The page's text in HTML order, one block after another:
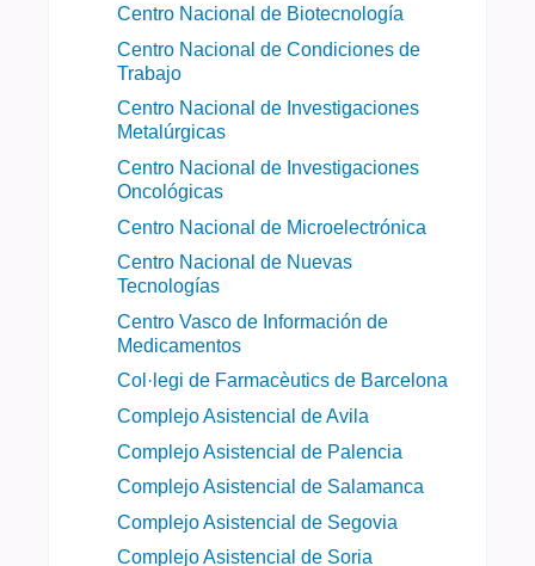
Centro Nacional de Biotecnología
Centro Nacional de Condiciones de
Trabajo
Centro Nacional de Investigaciones
Metalúrgicas
Centro Nacional de Investigaciones
Oncológicas
Centro Nacional de Microelectrónica
Centro Nacional de Nuevas
Tecnologías
Centro Vasco de Información de
Medicamentos
Col·legi de Farmacèutics de Barcelona
Complejo Asistencial de Avila
Complejo Asistencial de Palencia
Complejo Asistencial de Salamanca
Complejo Asistencial de Segovia
Complejo Asistencial de Soria